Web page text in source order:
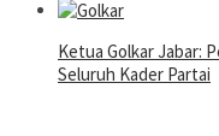
Ketua Golkar Jabar:
Seluruh Kader Partai